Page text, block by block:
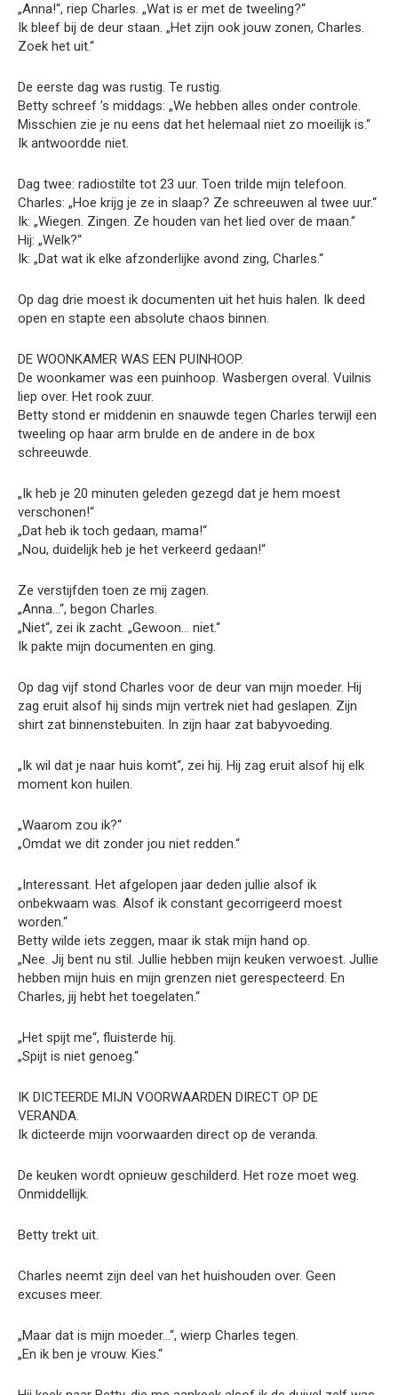
„Anna!“, riep Charles. „Wat is er met de tweeling?“
Ik bleef bij de deur staan. „Het zijn ook jouw zonen, Charles.
Zoek het uit.“
De eerste dag was rustig. Te rustig.
Betty schreef ’s middags: „We hebben alles onder controle.
Misschien zie je nu eens dat het helemaal niet zo moeilijk is.“
Ik antwoordde niet.
Dag twee: radiostilte tot 23 uur. Toen trilde mijn telefoon.
Charles: „Hoe krijg je ze in slaap? Ze schreeuwen al twee uur.“
Ik: „Wiegen. Zingen. Ze houden van het lied over de maan.“
Hij: „Welk?“
Ik: „Dat wat ik elke afzonderlijke avond zing, Charles.“
Op dag drie moest ik documenten uit het huis halen. Ik deed
open en stapte een absolute chaos binnen.
DE WOONKAMER WAS EEN PUINHOOP.
De woonkamer was een puinhoop. Wasbergen overal. Vuilnis
liep over. Het rook zuur.
Betty stond er middenin en snauwde tegen Charles terwijl een
tweeling op haar arm brulde en de andere in de box
schreeuwde.
„Ik heb je 20 minuten geleden gezegd dat je hem moest
verschonen!“
„Dat heb ik toch gedaan, mama!“
„Nou, duidelijk heb je het verkeerd gedaan!“
Ze verstijfden toen ze mij zagen.
„Anna…“, begon Charles.
„Niet“, zei ik zacht. „Gewoon… niet.“
Ik pakte mijn documenten en ging.
Op dag vijf stond Charles voor de deur van mijn moeder. Hij
zag eruit alsof hij sinds mijn vertrek niet had geslapen. Zijn
shirt zat binnenstebuiten. In zijn haar zat babyvoeding.
„Ik wil dat je naar huis komt“, zei hij. Hij zag eruit alsof hij elk
moment kon huilen.
„Waarom zou ik?“
„Omdat we dit zonder jou niet redden.“
„Interessant. Het afgelopen jaar deden jullie alsof ik
onbekwaam was. Alsof ik constant gecorrigeerd moest
worden.“
Betty wilde iets zeggen, maar ik stak mijn hand op.
„Nee. Jij bent nu stil. Jullie hebben mijn keuken verwoest. Jullie
hebben mijn huis en mijn grenzen niet gerespecteerd. En
Charles, jij hebt het toegelaten.“
„Het spijt me“, fluisterde hij.
„Spijt is niet genoeg.“
IK DICTEERDE MIJN VOORWAARDEN DIRECT OP DE
VERANDA.
Ik dicteerde mijn voorwaarden direct op de veranda.
De keuken wordt opnieuw geschilderd. Het roze moet weg.
Onmiddellijk.
Betty trekt uit.
Charles neemt zijn deel van het huishouden over. Geen
excuses meer.
„Maar dat is mijn moeder…“, wierp Charles tegen.
„En ik ben je vrouw. Kies.“